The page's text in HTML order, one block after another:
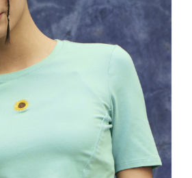
公司提供之「AFTEE先享後付」服務完成之交
提供個人資料，並將交易相關給付款項請求債
司。
請瀏覽以下網址：
得法定代理人或監護人之同意方可使用
同意申辦者引起之損失，本公司不負相關責
時，將依據個別帳號之用戶狀況，依本公司即
若仍有額度不足之情形，本公司將視審查結果
使用他人資訊註冊。若發現惡意使用之情形，
停止該用戶之使用額度並採取法律行動。
含以上)免運費
含以上)免運費
含以上)免運費